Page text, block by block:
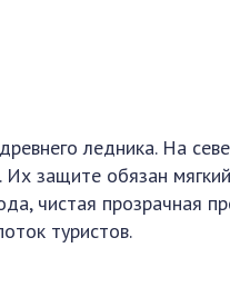
ледника. На
защите обязан мягкий
чистая прозрачная
туристов.